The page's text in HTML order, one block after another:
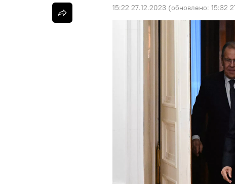
15:22 27.12.2023 (обновлено: 15:32